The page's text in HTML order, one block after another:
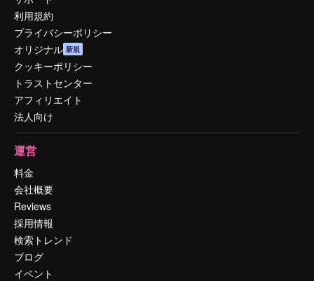
利用規約
プライバシーポリシー
オリジナル 新規
クッキーポリシー
トラストセンター
アフィリエイト
法人向け
運営
料金
会社概要
Reviews
採用情報
検索トレンド
ブログ
イベント